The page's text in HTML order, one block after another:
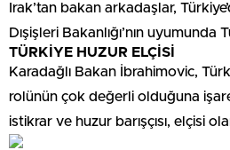
Irak’tan bakan arkadaşlar,
Dışişleri Bakanlığı’nın
TÜRKİYE HUZUR ELÇİSİ
Karadağlı Bakan İbrahimovic,
rolünün çok değerli olduğuna
istikrar ve huzur barışçısı, elçisi